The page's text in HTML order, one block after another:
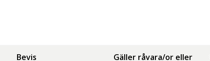
Bevis
Gäller råvara/or eller